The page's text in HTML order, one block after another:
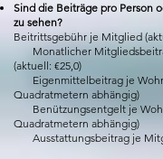
Sind die Beiträge pro Person
zu sehen?
Beitrittsgebühr je Mitglied
Monatlicher
(aktuell: €25,0)
Eigenmittelbeitrag je
Quadratmetern abhängig)
Benützungsentgelt je
Quadratmetern abhängig)
Ausstattungsbeitrag je